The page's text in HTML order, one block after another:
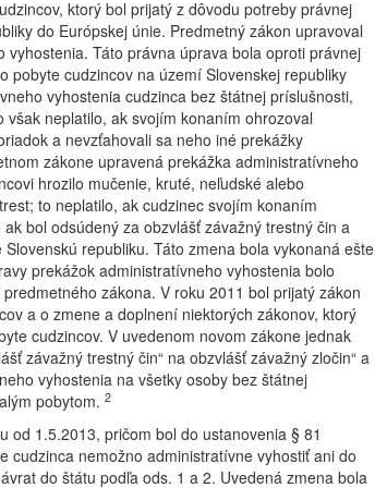
ktorý bol prijatý z dôvodu potreby právnej
do Európskej únie. Predmetný zákon upravoval
Táto právna úprava bola oproti právnej
pobyte cudzincov na území Slovenskej republiky
vyhostenia cudzinca bez štátnej príslušnosti,
neplatilo, ak svojím konaním ohrozoval
a nevzťahovali sa neho iné prekážky
zákone upravená prekážka administratívneho
hrozilo mučenie, kruté, neľudské alebo
to neplatilo, ak cudzinec svojím konaním
bol odsúdený za obzvlášť závažný trestný čin a
republiku. Táto zmena bola vykonaná ešte
prekážok administratívneho vyhostenia bolo
zákona. V roku 2011 bol prijatý zákon
a o zmene a doplnení niektorých zákonov, ktorý
cudzincov. V uvedenom novom zákone jednak
závažný trestný čin“ na obzvlášť závažný zločin“ a
vyhostenia na všetky osoby bez štátnej
pobytom. 2
od 1.5.2013, pričom bol do ustanovenia § 81
cudzinca nemožno administratívne vyhostiť ani do
do štátu podľa ods. 1 a 2. Uvedená zmena bola